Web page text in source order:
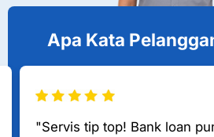
Apa Kata
"Servis tip top! Bank loan